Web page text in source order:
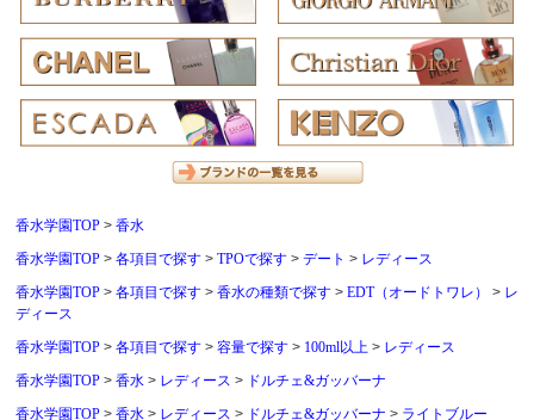
香水学園TOP
香水
香水学園TOP
各項目で探す TPOで探す デート
レディース
香水学園TOP
各項目で探す 香水の種類で探す EDT（オードトワレ）
レ
ディース
香水学園TOP
各項目で探す 容量で探す 100ml以上
レディース
香水学園TOP
香水 レディース
ドルチェ&ガッバーナ
香水学園TOP
香水 レディース ドルチェ&ガッバーナ ライトブルー